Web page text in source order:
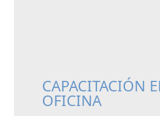
CAPACITACIÓN
OFICINA